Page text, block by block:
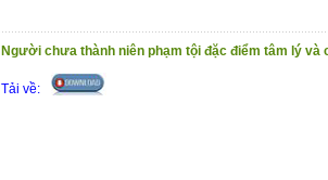
Người chưa thành niên phạm tội đặc điểm tâm lý và
Tải về: